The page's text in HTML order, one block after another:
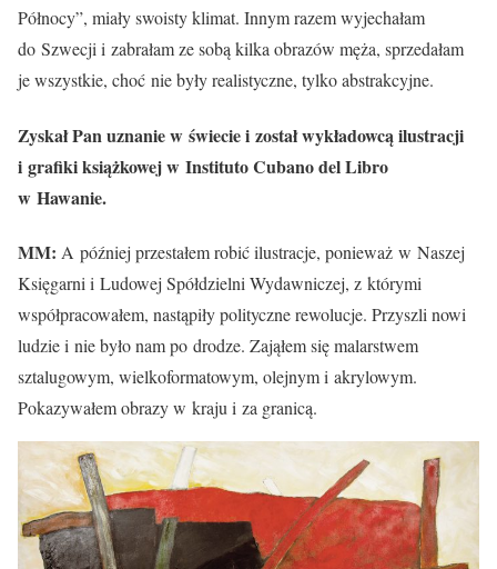
Północy”, miały swoisty klimat. Innym razem wyjechałam
do Szwecji i zabrałam ze sobą kilka obrazów męża, sprzedałam
je wszystkie, choć nie były realistyczne, tylko abstrakcyjne.
Zyskał Pan uznanie w świecie i został wykładowcą ilustracji
i grafiki książkowej w Instituto Cubano del Libro
w Hawanie.
MM: A później przestałem robić ilustracje, ponieważ w Naszej
Księgarni i Ludowej Spółdzielni Wydawniczej, z którymi
współpracowałem, nastąpiły polityczne rewolucje. Przyszli nowi
ludzie i nie było nam po drodze. Zająłem się malarstwem
sztalugowym, wielkoformatowym, olejnym i akrylowym.
Pokazywałem obrazy w kraju i za granicą.